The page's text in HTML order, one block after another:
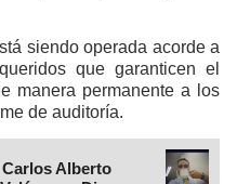
siendo operada acorde a
que garanticen el
manera permanente a los
de auditoría.
Carlos Alberto